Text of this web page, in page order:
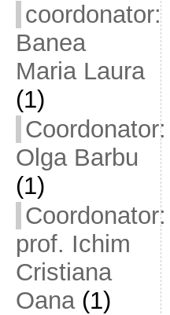
coordonator:
Banea
Maria Laura
(1)
Coordonator:
Olga Barbu
(1)
Coordonator:
prof. Ichim
Cristiana
Oana(1)